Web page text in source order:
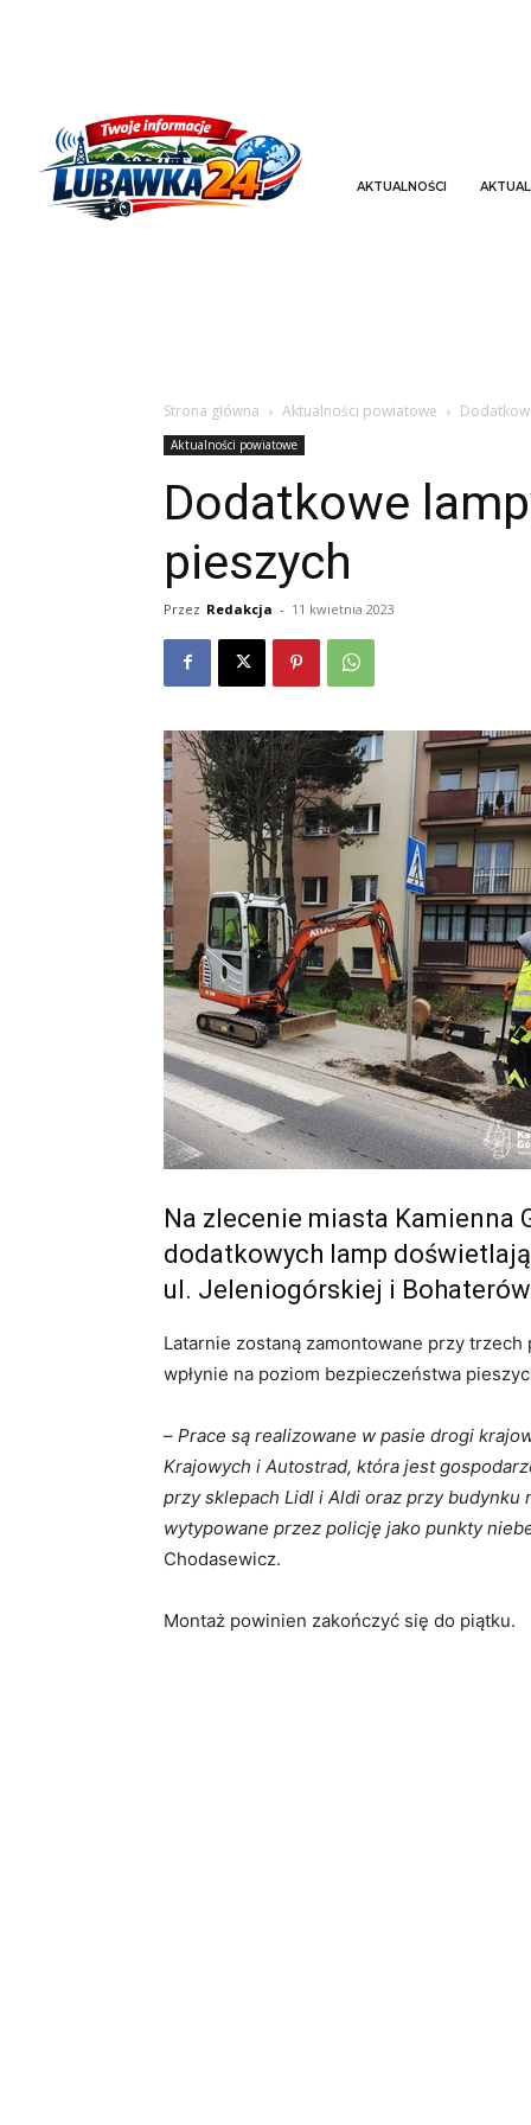
AKTUALNOŚCI
Strona główna Aktualności powiatowe
Aktualności powiatowe
Dodatkowe
pieszych
Przez Redakcja - 11 kwietnia 2023
Na zlecenie miasta Kamienna
dodatkowych lamp
ul. Jeleniogórskiej i
Latarnie zostaną zamontowane przy
wpłynie na poziom bezpieczeństwa
– Prace są realizowane w pasie drogi
Krajowych i Autostrad, która jest
przy sklepach Lidl i Aldi oraz przy budynku
wytypowane przez policję jako punkty
Chodasewicz.
Montaż powinien zakończyć się do piątku.